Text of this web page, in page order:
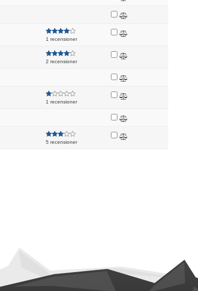
1 recensioner
2 recensioner
1 recensioner
5 recensioner